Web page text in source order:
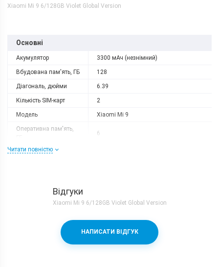
Xiaomi Mi 9 6/128GB Violet Global Version
Основні
Акумулятор 3300 мАч (незнімний)
Вбудована пам'ять, ГБ 128
Діагональ, дюйми 6.39
Кількість SIM-карт 2
Модель Xiaomi Mi 9
Оперативна пам'ять,
6
Роздільна здатність
Qualcomm Snapdragon 855 + Adreno
640
Читати повністю
Відгуки
Xiaomi Mi 9 6/128GB Violet Global Version
НАПИСАТИ ВІДГУК